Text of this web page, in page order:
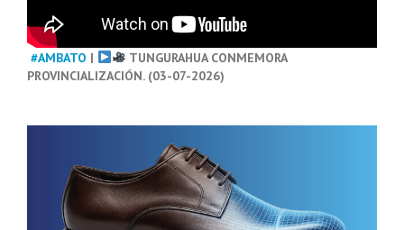
#AMBATO |
TUNGURAHUA CONMEMORA
PROVINCIALIZACIÓN. (03-07-2026)